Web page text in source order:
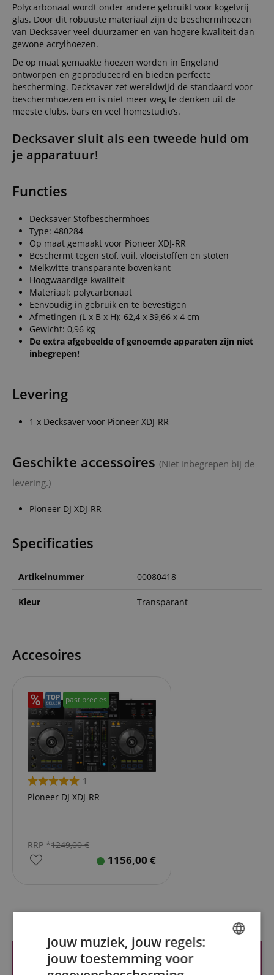
Polycarbonaat wordt onder andere gebruikt voor kogelvrij
glas. Door dit robuuste materiaal zijn de beschermhoezen
van Decksaver veel duurzamer en van hogere kwaliteit dan
gewone acrylhoezen.
De op maat gemaakte hoezen worden in Engeland
ontworpen en geproduceerd en bieden perfecte
bescherming. Decksaver zet wereldwijd de standaard voor
beschermhoezen en is niet meer weg te denken uit de
meeste clubs, bars en veel homestudio’s.
Decksaver sluit als een tweede huid om
je apparatuur!
Functies
Decksaver Stofbeschermhoes
Type: 480284
Op maat gemaakt voor Pioneer XDJ-RR
Beschermt tegen stof, vuil, vloeistoffen en stoten
Melkwitte transparante bovenkant
Hoogwaardige kwaliteit
Materiaal: polycarbonaat
Eenvoudig in gebruik en te bevestigen
Afmetingen (L x B x H): 62,4 x 39,66 x 4 cm
Gewicht: 0,96 kg
De extra afgebeelde of genoemde apparaten zijn niet
inbegrepen!
Levering
1 x Decksaver voor Pioneer XDJ-RR
Geschikte accessoires (Niet inbegrepen bij de
levering.)
Pioneer DJ XDJ-RR
Specificaties
Artikelnummer 00080418
Kleur Transparant
Accesoires
past precies
1
Pioneer DJ XDJ-RR
RRP *1249,00€
1156,00 €
Jouw muziek, jouw regels:
jouw toestemming voor